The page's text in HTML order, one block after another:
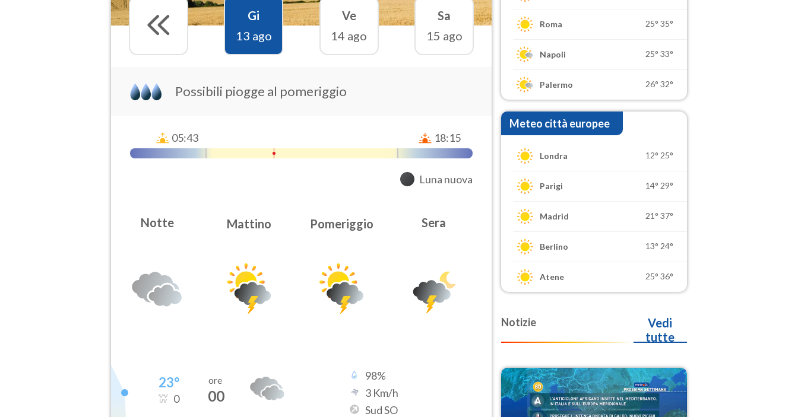
Gi
13 ago
Ve
14 ago
Sa
15 ago
Possibili piogge al pomeriggio
05:43 18:15
Luna nuova
Notte Mattino Pomeriggio Sera
23°
0
ore
00
98%
3 Km/h
Sud SO
Roma 25° 35°
Napoli 25° 33°
Palermo 26° 32°
Meteo città europee
Londra 12° 25°
Parigi 14° 29°
Madrid 21° 37°
Berlino 13° 24°
Atene 25° 36°
Notizie
Vedi
tutte